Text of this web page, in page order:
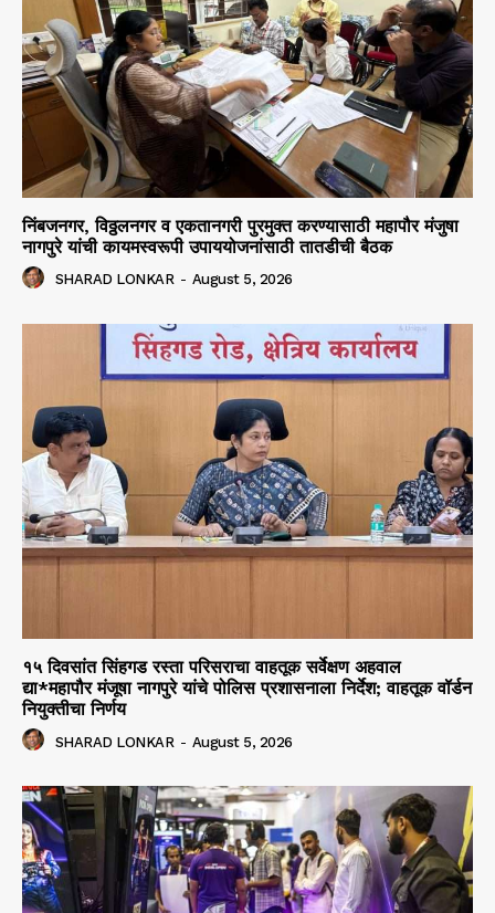
निंबजनगर, विठ्ठलनगर व एकतानगरी पुरमुक्त करण्यासाठी महापौर मंजुषा
नागपुरे यांची कायमस्वरूपी उपाययोजनांसाठी तातडीची बैठक
SHARAD LONKAR - August 5, 2026
१५ दिवसांत सिंहगड रस्ता परिसराचा वाहतूक सर्वेक्षण अहवाल
द्या*महापौर मंजूषा नागपुरे यांचे पोलिस प्रशासनाला निर्देश; वाहतूक वॉर्डन
नियुक्तीचा निर्णय
SHARAD LONKAR - August 5, 2026